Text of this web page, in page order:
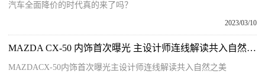
汽车全面降价的时代真的来了吗？
2023/03/10
MAZDA CX-50 内饰首次曝光 主设计师连线解读共入自然之美
MAZDACX-50内饰首次曝光主设计师连线解读共入自然之美